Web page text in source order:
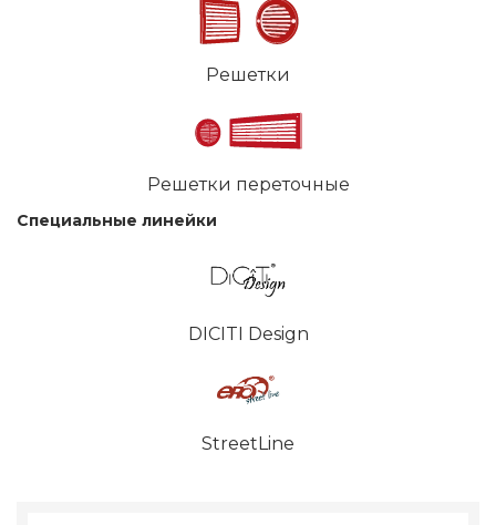
Решетки
Решетки переточные
Специальные линейки
DICITI Design
StreetLine